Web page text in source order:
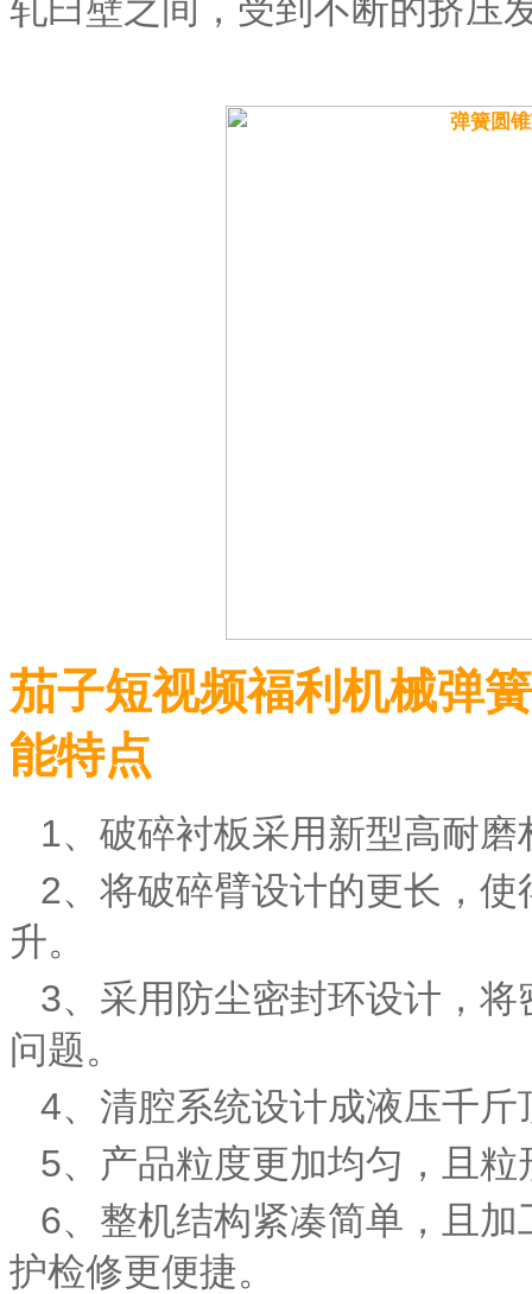
轧臼壁之间，受到不断的挤压
茄子短视频福利机械弹
能特点
1、破碎衬板采用新型高耐
2、将破碎臂设计的更长，
升。
3、采用防尘密封环设计，
问题。
4、清腔系统设计成液压千
5、产品粒度更加均匀，且
6、整机结构紧凑简单，且
护检修更便捷。